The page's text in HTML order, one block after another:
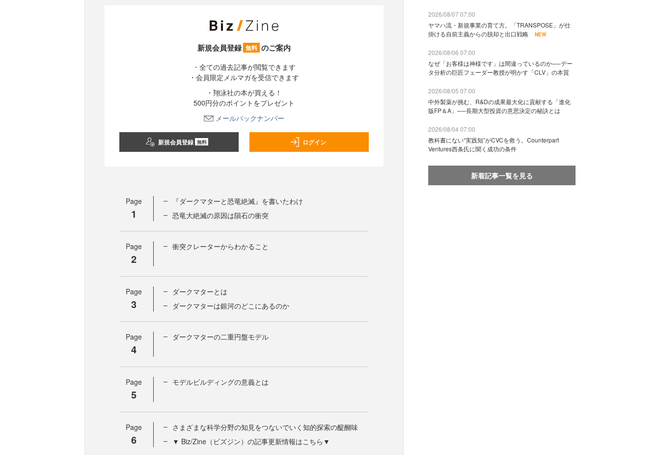
新規会員登録 無料 のご案内
・全ての過去記事が閲覧できます
・会員限定メルマガを受信できます
・翔泳社の本が買える！
500円分のポイントをプレゼント
メールバックナンバー
新規会員登録 無料 ログイン
Page
1
『ダークマターと恐竜絶滅』を書いたわけ
恐竜大絶滅の原因は隕石の衝突
Page
2
衝突クレーターからわかること
Page
3
ダークマターとは
ダークマターは銀河のどこにあるのか
Page
4
ダークマターの二重円盤モデル
Page
5
モデルビルディングの意義とは
Page
6
さまざまな科学分野の知見をつないでいく知的探索の醍醐味
▼ Biz/Zine（ビズジン）の記事更新情報はこちら▼
2026/08/07 07:00
ヤマハ流・新規事業の育て方。「TRANSPOSE」が仕
掛ける自前主義からの脱却と出口戦略
NEW
2026/08/06 07:00
なぜ「お客様は神様です」は間違っているのか──デー
タ分析の巨匠フェーダー教授が明かす「CLV」の本質
2026/08/05 07:00
中外製薬が挑む、R&Dの成果最大化に貢献する「進化
版FP＆A」──長期大型投資の意思決定の秘訣とは
2026/08/04 07:00
教科書にない“実践知”がCVCを救う。Counterpart
Ventures西条氏に聞く成功の条件
新着記事一覧を見る